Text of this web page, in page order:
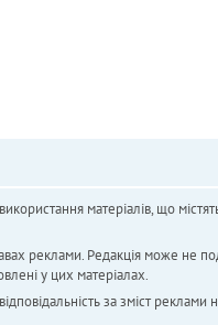
матеріалів, що
реклами. Редакція може не
у цих матеріалах.
за зміст